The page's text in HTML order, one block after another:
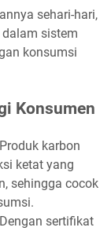
sehari-hari,
sistem
konsumsi
Konsumen
Produk karbon
ketat yang
sehingga cocok
Dengan sertifikat